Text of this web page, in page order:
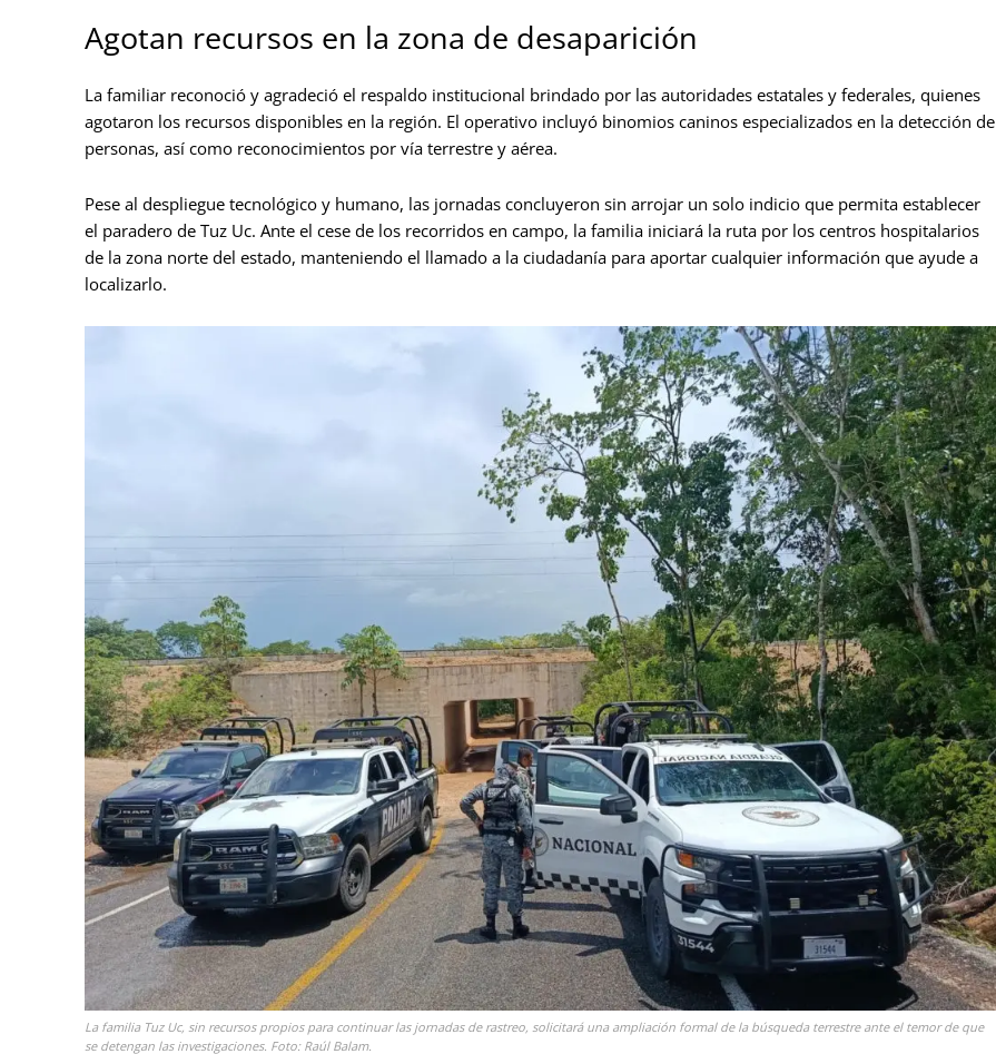
Agotan recursos en la zona de desaparición
La familiar reconoció y agradeció el respaldo institucional brindado por las autoridades estatales y federales, quienes
agotaron los recursos disponibles en la región. El operativo incluyó binomios caninos especializados en la detección de
personas, así como reconocimientos por vía terrestre y aérea.
Pese al despliegue tecnológico y humano, las jornadas concluyeron sin arrojar un solo indicio que permita establecer
el paradero de Tuz Uc. Ante el cese de los recorridos en campo, la familia iniciará la ruta por los centros hospitalarios
de la zona norte del estado, manteniendo el llamado a la ciudadanía para aportar cualquier información que ayude a
localizarlo.
La familia Tuz Uc, sin recursos propios para continuar las jornadas de rastreo, solicitará una ampliación formal de la búsqueda terrestre ante el temor de que
se detengan las investigaciones. Foto: Raúl Balam.